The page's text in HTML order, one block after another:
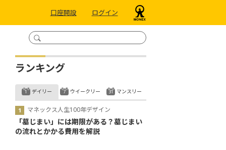
口座開設 ログイン
ランキング
デイリー
マネックス人生100年デザイン
「墓じまい」には期限がある？墓じまい
の流れとかかる費用を解説
ウイークリー マンスリー